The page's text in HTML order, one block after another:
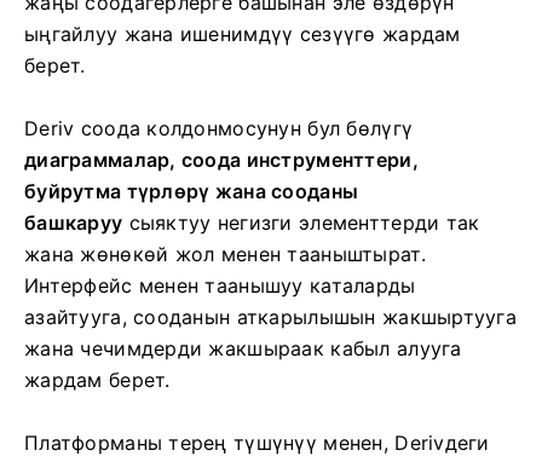
ыңгайлуу жана ишенимдүү сезүүгө жардам
берет.
Deriv соода колдонмосунун бул бөлүгү
диаграммалар, соода инструменттери,
буйрутма түрлөрү жана сооданы
башкаруу сыяктуу негизги элементтерди так
жана жөнөкөй жол менен тааныштырат.
Интерфейс менен таанышуу каталарды
азайтууга, сооданын аткарылышын жакшыртууга
жана чечимдерди жакшыраак кабыл алууга
жардам берет.
Платформаны терең түшүнүү менен, Derivдеги